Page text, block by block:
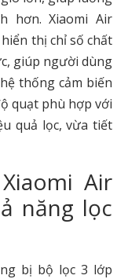
hơn. Xiaomi Air
thị chỉ số chất
giúp người dùng
thống cảm biến
quạt phù hợp với
quả lọc, vừa tiết
Air
năng lọc
bị bộ lọc 3 lớp